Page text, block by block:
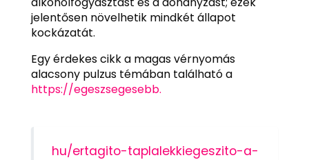
jelentősen növelhetik mindkét állapot
kockázatát.
Egy érdekes cikk a magas vérnyomás
alacsony pulzus témában található a
https://egeszsegesebb.
hu/ertagito-taplalekkiegeszito-a-